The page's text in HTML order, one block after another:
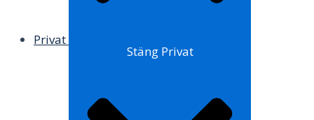
Privat
Stäng Privat